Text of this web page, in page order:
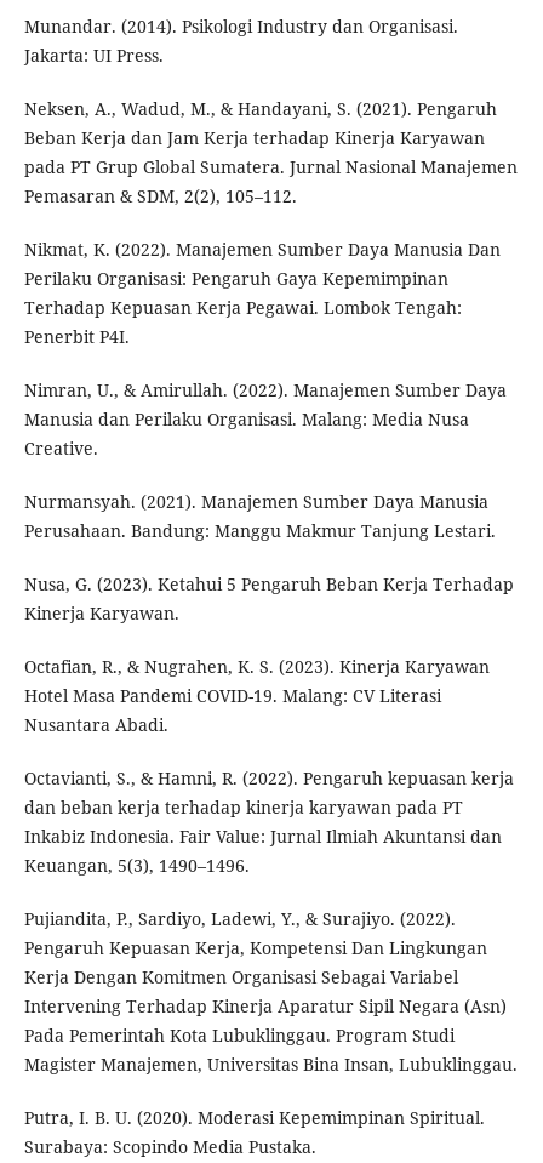
Munandar. (2014). Psikologi Industry dan Organisasi.
Jakarta: UI Press.
Neksen, A., Wadud, M., & Handayani, S. (2021). Pengaruh
Beban Kerja dan Jam Kerja terhadap Kinerja Karyawan
pada PT Grup Global Sumatera. Jurnal Nasional Manajemen
Pemasaran & SDM, 2(2), 105–112.
Nikmat, K. (2022). Manajemen Sumber Daya Manusia Dan
Perilaku Organisasi: Pengaruh Gaya Kepemimpinan
Terhadap Kepuasan Kerja Pegawai. Lombok Tengah:
Penerbit P4I.
Nimran, U., & Amirullah. (2022). Manajemen Sumber Daya
Manusia dan Perilaku Organisasi. Malang: Media Nusa
Creative.
Nurmansyah. (2021). Manajemen Sumber Daya Manusia
Perusahaan. Bandung: Manggu Makmur Tanjung Lestari.
Nusa, G. (2023). Ketahui 5 Pengaruh Beban Kerja Terhadap
Kinerja Karyawan.
Octafian, R., & Nugrahen, K. S. (2023). Kinerja Karyawan
Hotel Masa Pandemi COVID-19. Malang: CV Literasi
Nusantara Abadi.
Octavianti, S., & Hamni, R. (2022). Pengaruh kepuasan kerja
dan beban kerja terhadap kinerja karyawan pada PT
Inkabiz Indonesia. Fair Value: Jurnal Ilmiah Akuntansi dan
Keuangan, 5(3), 1490–1496.
Pujiandita, P., Sardiyo, Ladewi, Y., & Surajiyo. (2022).
Pengaruh Kepuasan Kerja, Kompetensi Dan Lingkungan
Kerja Dengan Komitmen Organisasi Sebagai Variabel
Intervening Terhadap Kinerja Aparatur Sipil Negara (Asn)
Pada Pemerintah Kota Lubuklinggau. Program Studi
Magister Manajemen, Universitas Bina Insan, Lubuklinggau.
Putra, I. B. U. (2020). Moderasi Kepemimpinan Spiritual.
Surabaya: Scopindo Media Pustaka.